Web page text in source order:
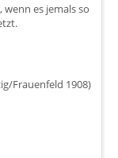
wenn es jemals so
Frauenfeld 1908)